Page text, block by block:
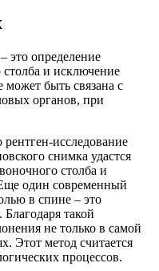
это определение
и исключение
может быть связана с
органов, при
исследование
снимка удастся
столба и
один современный
в спине – это
такой
не только в самой
Этот метод считается
процессов.